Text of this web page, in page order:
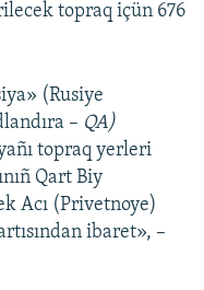
topraq içün 676
(Rusiye
– QA)
topraq yerleri
Qart Biy
Acı (Privetnoye)
ibaret», –